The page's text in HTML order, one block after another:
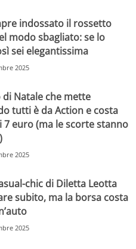
indossato il rossetto
modo sbagliato: se lo
sei elegantissima
2025
di Natale che mette
tutti è da Action e costa
7 euro (ma le scorte stanno
2025
chic di Diletta Leotta
subito, ma la borsa costa
2025